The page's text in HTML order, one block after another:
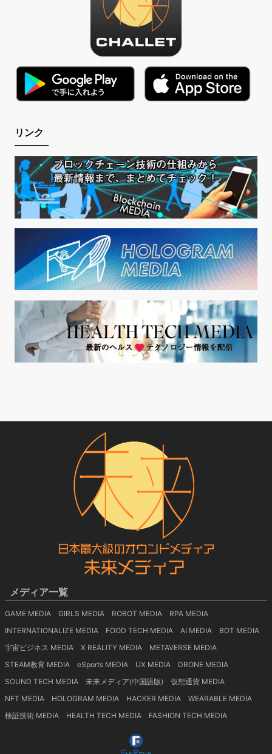
リンク
メディア一覧
GAME MEDIA GIRLS MEDIA ROBOT MEDIA
RPA MEDIA
INTERNATIONALIZE MEDIA
FOOD TECH MEDIA AI MEDIA
BOT MEDIA
宇宙ビジネス MEDIA
X REALITY MEDIA
METAVERSE MEDIA
STEAM教育 MEDIA
eSports MEDIA UX MEDIA
DRONE MEDIA
SOUND TECH MEDIA
未来メディア(中国語版)
仮想通貨 MEDIA
NFT MEDIA
HOLOGRAM MEDIA HACKER MEDIA
WEARABLE MEDIA
検証技術 MEDIA
HEALTH TECH MEDIA FASHION TECH MEDIA